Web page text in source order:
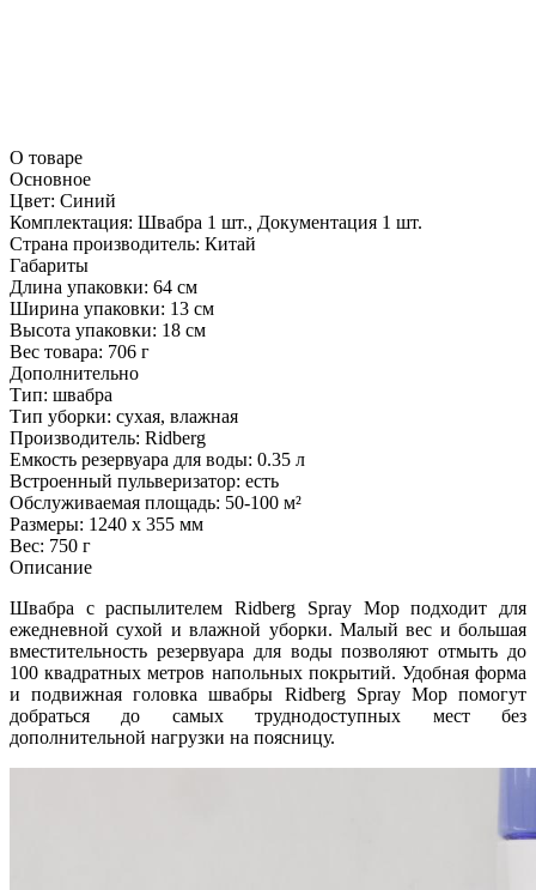
О товаре
Основное
Цвет: Синий
Комплектация: Швабра 1 шт., Документация 1 шт.
Страна производитель: Китай
Габариты
Длина упаковки: 64 см
Ширина упаковки: 13 см
Высота упаковки: 18 см
Вес товара: 706 г
Дополнительно
Тип: швабра
Тип уборки: сухая, влажная
Производитель: Ridberg
Емкость резервуара для воды: 0.35 л
Встроенный пульверизатор: есть
Обслуживаемая площадь: 50-100 м²
Размеры: 1240 х 355 мм
Вес: 750 г
Описание
Швабра с распылителем Ridberg Spray Mop подходит для
ежедневной сухой и влажной уборки. Малый вес и большая
вместительность резервуара для воды позволяют отмыть до
100 квадратных метров напольных покрытий. Удобная форма
и подвижная головка швабры Ridberg Spray Mop помогут
добраться до самых труднодоступных мест без
дополнительной нагрузки на поясницу.